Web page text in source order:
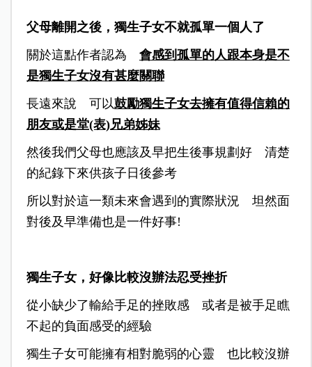
父母離開之後，獨生子女不就孤單一個人了
關於這點作者認為 會感到孤單的人跟本身是不
是獨生子女沒有甚麼關聯
長遠來說 可以鼓勵獨生子女去擁有值得信賴的
朋友或是堂(表)兄弟姊妹
然後我們父母也應該及早把生後事規劃好 清楚
的紀錄下來供孩子日後參考
所以對於這一類未來會遇到的實際狀況 坦然面
對後及早準備也是一件好事!
獨生子女，好像比較沒辦法忍受挫折
從小缺少了輸給手足的挫敗感 或者是被手足瞧
不起的負面感受的經驗
獨生子女可能擁有相對脆弱的心靈 也比較沒辦